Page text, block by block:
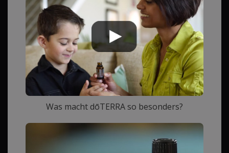
Was macht dōTERRA so besonders?